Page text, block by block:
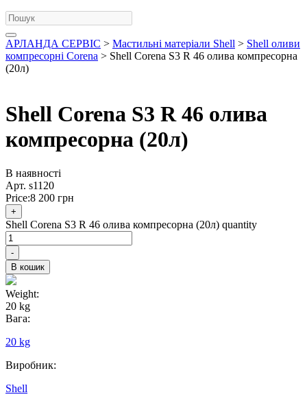
АРЛАНДА СЕРВІС > Мастильні матеріали Shell > Shell оливи
компресорні Corena > Shell Corena S3 R 46 олива компресорна
(20л)
Shell Corena S3 R 46 олива
компресорна (20л)
В наявності
Арт. s1120
Price:8 200 грн
+
Shell Corena S3 R 46 олива компресорна (20л) quantity
-
В кошик
Weight:
20 kg
Вага:
20 kg
Виробник:
Shell